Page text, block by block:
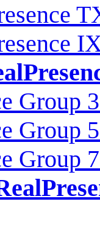
Group
Group
Group